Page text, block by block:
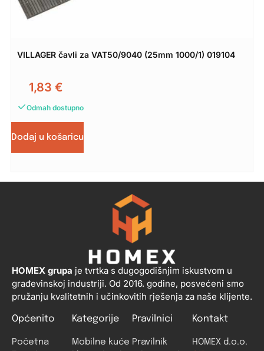
VILLAGER čavli za VAT50/9040 (25mm 1000/1) 019104
1,83 €
Odmah dostupno
Dodaj u košaricu
HOMEX grupa je tvrtka s dugogodišnjim iskustvom u
građevinskoj industriji. Od 2016. godine, posvećeni smo
pružanju kvalitetnih i učinkovitih rješenja za naše klijente.
Općenito
Početna
Kategorije
Mobilne kuće
Pravilnici
Pravilnik
Kontakt
HOMEX d.o.o.